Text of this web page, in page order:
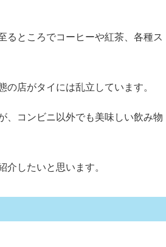
るところでコーヒーや紅茶、各種ス
店がタイには乱立しています。
、コンビニ以外でも美味しい飲み物
介したいと思います。